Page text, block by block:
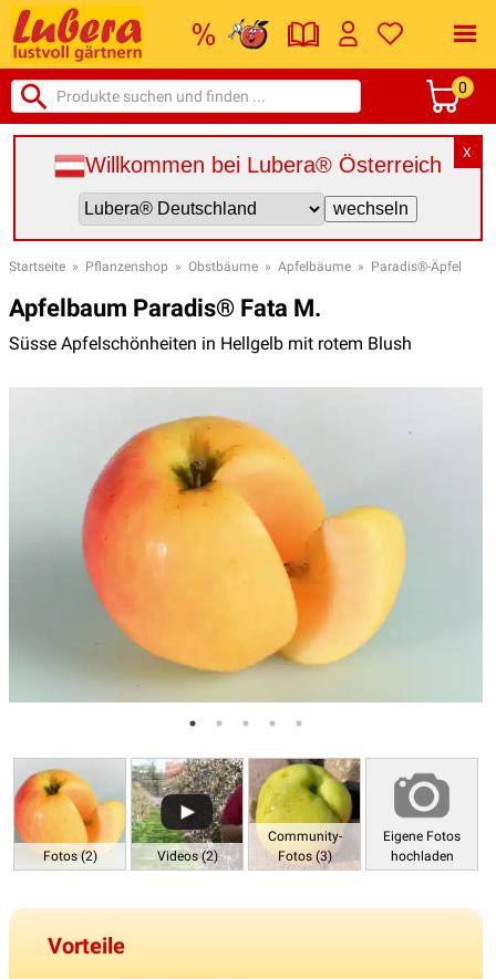
0
X
Willkommen bei Lubera® Österreich
Startseite » Pflanzenshop » Obstbäume » Apfelbäume » Paradis®-Äpfel
Apfelbaum Paradis® Fata M.
Süsse Apfelschönheiten in Hellgelb mit rotem Blush
Fotos (2) Videos (2)
Community-
Fotos (3)
Eigene Fotos
hochladen
Vorteile